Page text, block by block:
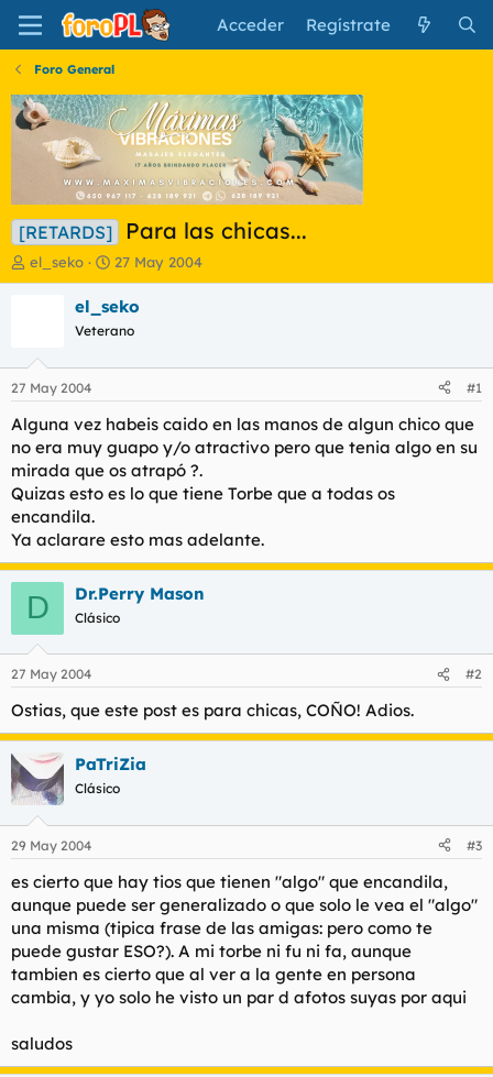
Acceder Regístrate
Foro General
[RETARDS] Para las chicas...
I
n
a
d
o
r
d
l
t
e
m
el_seko
F
e
c
a
i
n
c
i
o
27 May 2004
el_seko
Veterano
27 May 2004 #1
Alguna vez habeis caido en las manos de algun chico que
no era muy guapo y/o atractivo pero que tenia algo en su
mirada que os atrapó ?.
Quizas esto es lo que tiene Torbe que a todas os
encandila.
Ya aclarare esto mas adelante.
D Dr.Perry Mason
Clásico
27 May 2004 #2
Ostias, que este post es para chicas, COÑO! Adios.
PaTriZia
Clásico
29 May 2004 #3
es cierto que hay tios que tienen "algo" que encandila,
aunque puede ser generalizado o que solo le vea el "algo"
una misma (tipica frase de las amigas: pero como te
puede gustar ESO?). A mi torbe ni fu ni fa, aunque
tambien es cierto que al ver a la gente en persona
cambia, y yo solo he visto un par d afotos suyas por aqui
saludos